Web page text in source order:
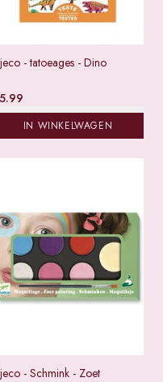
- tatoeages - Dino
5.99
IN WINKELWAGEN
- Schmink - Zoet